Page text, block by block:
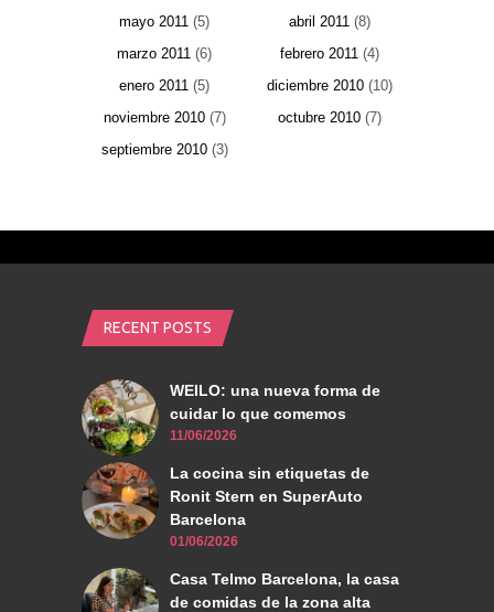
mayo 2011 (5) abril 2011 (8)
marzo 2011 (6) febrero 2011 (4)
enero 2011 (5) diciembre 2010 (10)
noviembre 2010(7) octubre 2010 (7)
septiembre 2010(3)
RECENT POSTS
WEILO: una nueva forma de
cuidar lo que comemos
11/06/2026
La cocina sin etiquetas de
Ronit Stern en SuperAuto
Barcelona
01/06/2026
Casa Telmo Barcelona, la casa
de comidas de la zona alta